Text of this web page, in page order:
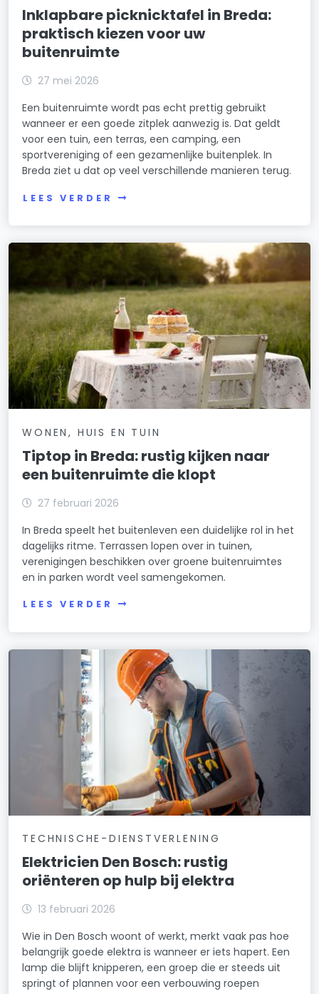
Inklapbare picknicktafel in Breda:
praktisch kiezen voor uw
buitenruimte
27 mei 2026
Een buitenruimte wordt pas echt prettig gebruikt
wanneer er een goede zitplek aanwezig is. Dat geldt
voor een tuin, een terras, een camping, een
sportvereniging of een gezamenlijke buitenplek. In
Breda ziet u dat op veel verschillende manieren terug.
LEES VERDER
WONEN, HUIS EN TUIN
Tiptop in Breda: rustig kijken naar
een buitenruimte die klopt
27 februari 2026
In Breda speelt het buitenleven een duidelijke rol in het
dagelijks ritme. Terrassen lopen over in tuinen,
verenigingen beschikken over groene buitenruimtes
en in parken wordt veel samengekomen.
LEES VERDER
TECHNISCHE-DIENSTVERLENING
Elektricien Den Bosch: rustig
oriënteren op hulp bij elektra
13 februari 2026
Wie in Den Bosch woont of werkt, merkt vaak pas hoe
belangrijk goede elektra is wanneer er iets hapert. Een
lamp die blijft knipperen, een groep die er steeds uit
springt of plannen voor een verbouwing roepen